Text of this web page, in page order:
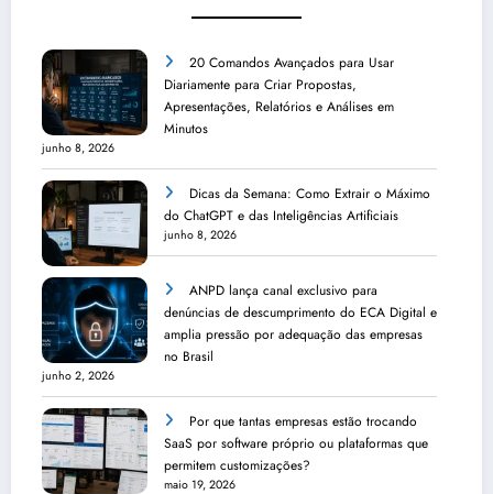
20 Comandos Avançados para Usar
Diariamente para Criar Propostas,
Apresentações, Relatórios e Análises em
Minutos
junho 8, 2026
Dicas da Semana: Como Extrair o Máximo
do ChatGPT e das Inteligências Artificiais
junho 8, 2026
ANPD lança canal exclusivo para
denúncias de descumprimento do ECA Digital e
amplia pressão por adequação das empresas
no Brasil
junho 2, 2026
Por que tantas empresas estão trocando
SaaS por software próprio ou plataformas que
permitem customizações?
maio 19, 2026